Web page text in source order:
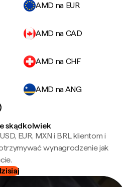
AMD na EUR
AMD na CAD
AMD na CHF
AMD na ANG
skądkolwiek
EUR, MXN i BRL klientom i
wynagrodzenie jak